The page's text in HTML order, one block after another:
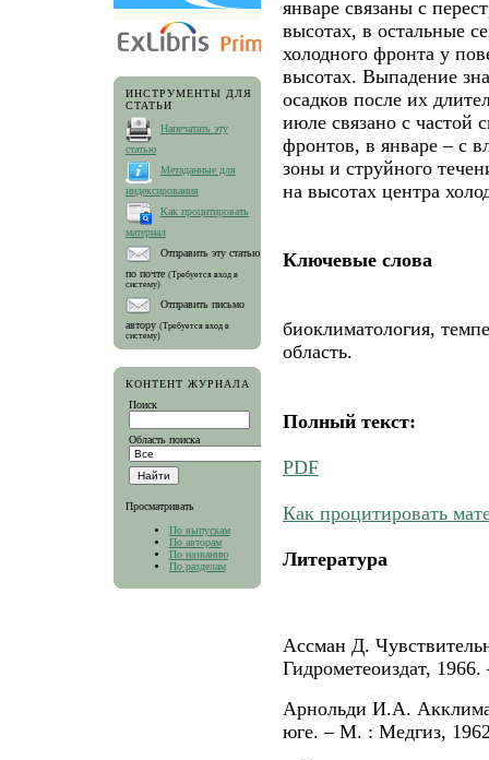
ИНСТРУМЕНТЫ ДЛЯ
СТАТЬИ
Напечатать эту
статью
Метаданные для
индексирования
Как процитировать
материал
Отправить эту статью
по почте (Требуется вход в
систему)
Отправить письмо
автору (Требуется вход в
систему)
КОНТЕНТ ЖУРНАЛА
Поиск
Область поиска
Просматривать
По выпускам
По авторам
По названию
По разделам
январе связаны с
высотах, в остальные
холодного фронта у
высотах. Выпадение
осадков после их
июле связано с частой
фронтов, в январе – с
зоны и струйного
на высотах центра
Ключевые слова
биоклиматология,
область.
Полный текст:
PDF
Как процитировать
Литература
Ассман Д.
Гидрометеоиздат, 1966.
Арнольди И.А.
юге. – М. : Медгиз,